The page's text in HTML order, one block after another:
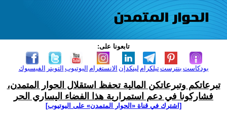
تابعونا على:
الفيسبوك التويتر اليوتيوب الانستغرام لينكدإن تيلكرامبنترست بودكاست
تبرعاتكم وتبرعاتكن المالية تحفظ استقلال الحوار المتمدن،
فشاركونا في دعم استمرارية هذا الفضاء اليساري الحر
[اشترك في قناة ‫«الحوار المتمدن» على اليوتيوب]